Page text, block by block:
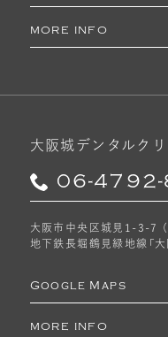
MORE INFO
大阪城デンタルクリ
06-
大阪市中央区城見1-3-7
地下鉄長堀鶴見緑地線「
Google Maps
MORE INFO